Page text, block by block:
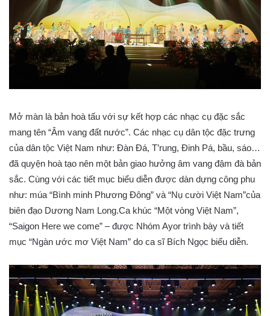
Mở màn là bản hoà tấu với sự kết hợp các nhạc cụ đặc sắc
mang tên “Âm vang đất nước”. Các nhạc cụ dân tộc đặc trưng
của dân tộc Việt Nam như: Đàn Đá, T’rung, Đinh Pá, bầu, sáo…
đã quyện hoà tạo nên một bản giao hưởng âm vang đậm đà bản
sắc. Cùng với các tiết mục biểu diễn được dàn dựng công phu
như: múa “Bình minh Phương Đông” và “Nụ cười Việt Nam”của
biên đạo Dương Nam Long.Ca khúc “Một vòng Việt Nam”,
“Saigon Here we come” – được Nhóm Ayor trình bày và tiết
mục “Ngàn ước mơ Việt Nam” do ca sĩ Bích Ngọc biểu diễn.